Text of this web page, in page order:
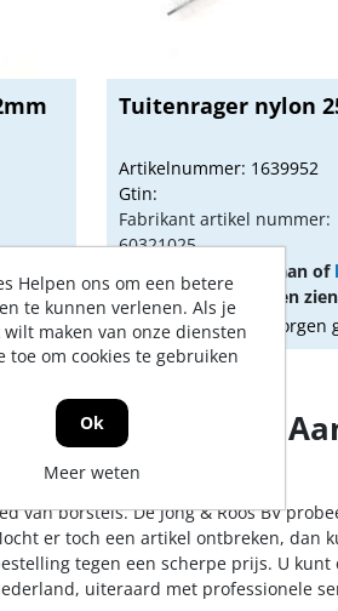
in
Tuitenrager nylon
Artikelnummer: 1639952
Gtin:
Fabrikant artikel nummer:
60321025
Vraag een
aan of
om prijzen te kunnen
Vandaag besteld, morgen
van borstels. De Jong & Roos BV
er toch een artikel ontbreken, dan
tegen een scherpe prijs. U kunt
uiteraard met professionele
Helpen ons om een betere
te kunnen verlenen. Als je
maken van onze diensten
toe om cookies te gebruiken
Ok
Meer weten